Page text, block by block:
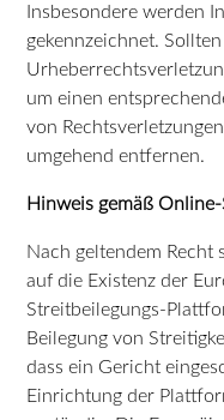
Insbesondere werden
gekennzeichnet.
um einen
von
umgehend entfernen.
Hinweis gemäß
Nach geltendem
auf die Existenz der
Streitbeilegungs-
Beilegung von
dass ein Gericht
Einrichtung der